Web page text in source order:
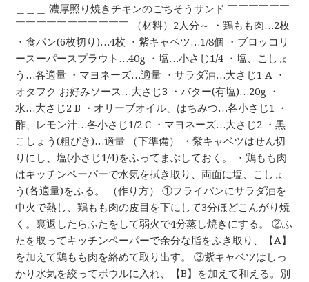
＿＿＿ 濃厚照り焼きチキンのごちそうサンド ￣￣￣￣￣￣
￣￣￣￣￣￣￣￣￣￣￣ （材料）2人分～ ・鶏もも肉…2枚
・食パン(6枚切り)…4枚 ・紫キャベツ…1/8個 ・ブロッコリ
ースーパースプラウト…40g ・塩…小さじ1/4 ・塩、こしょ
う…各適量 ・マヨネーズ…適量 ・サラダ油…大さじ1 A ・
オタフク お好みソース…大さじ3 ・バター(有塩)…20g ・
水…大さじ2 B ・オリーブオイル、はちみつ…各小さじ1 ・
酢、レモン汁…各小さじ1/2 C ・マヨネーズ…大さじ2 ・黒
こしょう(粗びき)…適量 （下準備） ・紫キャベツはせん切
りにし、塩(小さじ1/4)をふってまぶしておく。 ・鶏もも肉
はキッチンペーパーで水気を拭き取り、両面に塩、こしょ
う(各適量)をふる。 （作り方） ①フライパンにサラダ油を
中火で熱し、鶏もも肉の皮目を下にして3分ほどこんがり焼
く。裏返したらふたをして弱火で4分蒸し焼きにする。 ②ふ
たを取ってキッチンペーパーで余分な脂をふき取り、【A】
を加えて鶏もも肉を絡めて取り出す。 ③紫キャベツはしっ
かり水気を絞ってボウルに入れ、【B】を加えて和える。別